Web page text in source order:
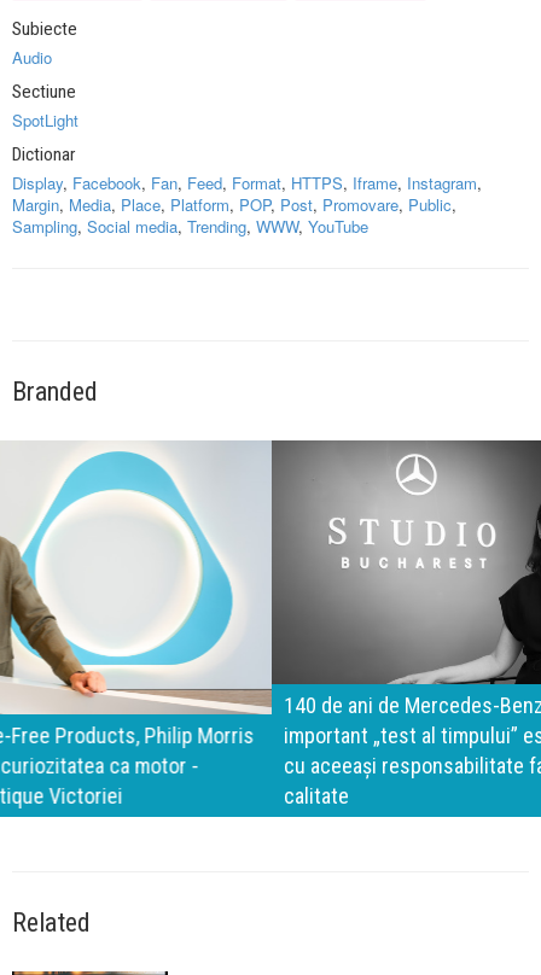
Subiecte
Audio
Sectiune
SpotLight
Dictionar
Display, Facebook, Fan, Feed, Format, HTTPS, Iframe, Instagram,
Margin, Media, Place, Platform, POP, Post, Promovare, Public,
Sampling, Social media, Trending, WWW, YouTube
Branded
140 de ani de Mercedes-Benz. Ramona Pîrlog: Cel mai
important „test al timpului” este să inovăm constant, dar
cu aceeași responsabilitate față de oameni, siguranță și
calitate
Related